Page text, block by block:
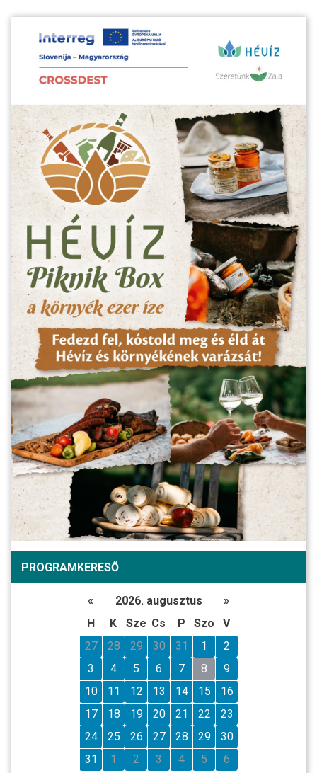
PROGRAMKERESŐ
« 2026. augusztus
»
H
K Sze Cs P Szo
V
27
28 29 30 31 1
2
3
4 5 6 7 8
9
10
11 12 13 14 15
16
17
18 19 20 21 22
23
24
25 26 27 28 29
30
31
1 2 3 4 5 6